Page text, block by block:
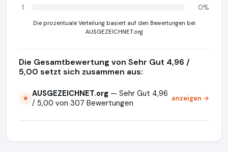
1
0%
Die prozentuale Verteilung basiert auf den Bewertungen bei
AUSGEZEICHNET.org
Die Gesamtbewertung von Sehr Gut 4,96 /
5,00 setzt sich zusammen aus:
★ AUSGEZEICHNET.org — Sehr Gut 4,96
/ 5,00 von 307 Bewertungen
anzeigen →